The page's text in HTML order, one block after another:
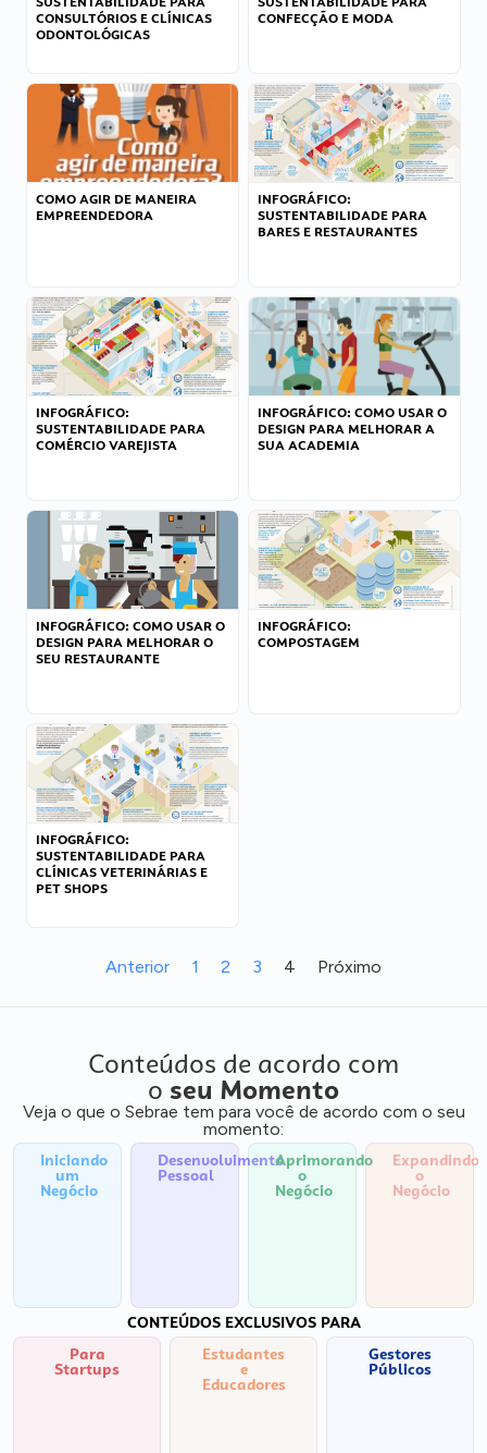
CONSULTÓRIOS E CLÍNICAS
ODONTOLÓGICAS
CONFECÇÃO E MODA
COMO AGIR DE MANEIRA
EMPREENDEDORA
INFOGRÁFICO:
SUSTENTABILIDADE PARA
BARES E RESTAURANTES
INFOGRÁFICO:
SUSTENTABILIDADE PARA
COMÉRCIO VAREJISTA
INFOGRÁFICO: COMO USAR O
DESIGN PARA MELHORAR A
SUA ACADEMIA
INFOGRÁFICO: COMO USAR O
DESIGN PARA MELHORAR O
SEU RESTAURANTE
INFOGRÁFICO:
COMPOSTAGEM
INFOGRÁFICO:
SUSTENTABILIDADE PARA
CLÍNICAS VETERINÁRIAS E
PET SHOPS
Anterior 1 2 3 4 Próximo
Conteúdos de acordo com
o seu Momento
Veja o que o Sebrae tem para você de acordo com o seu
momento:
Iniciando
um
Negócio
Desenvolvimento
Pessoal
Aprimorando
o
Negócio
Expandindo
o
Negócio
CONTEÚDOS EXCLUSIVOS PARA
Para
Startups
Estudantes
e
Educadores
Gestores
Públicos